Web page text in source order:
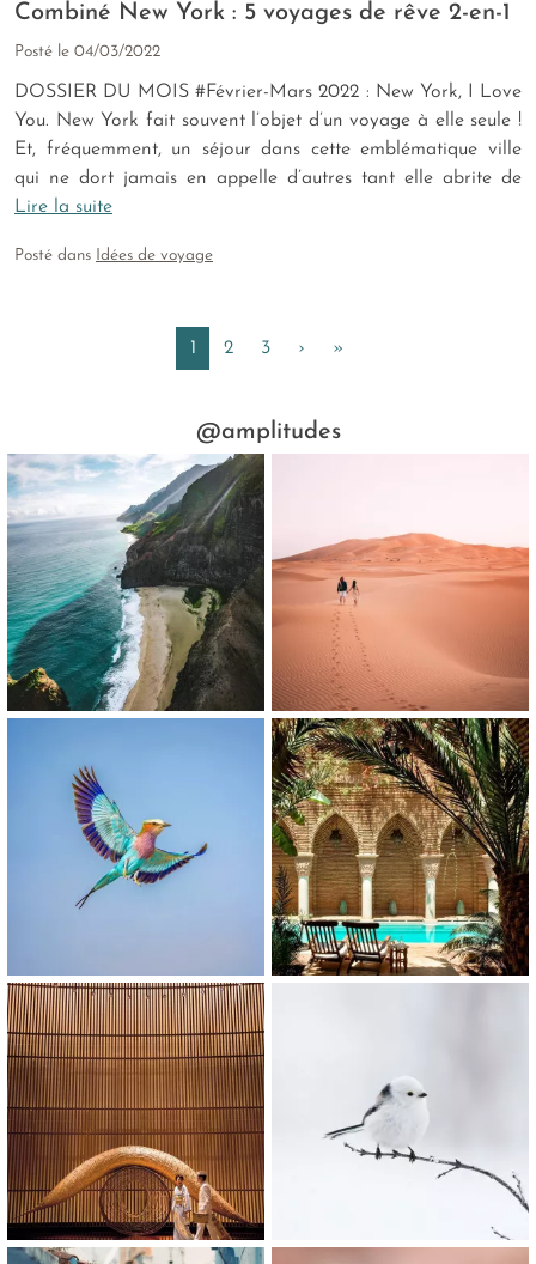
Combiné New York : 5 voyages de rêve 2-en-1
Posté le 04/03/2022
DOSSIER DU MOIS #Février-Mars 2022 : New York, I Love
You. New York fait souvent l’objet d’un voyage à elle seule !
Et, fréquemment, un séjour dans cette emblématique ville
qui ne dort jamais en appelle d’autres tant elle abrite de
Lire la suite
Posté dans Idées de voyage
1 2 3 › Next
»
@amplitudes